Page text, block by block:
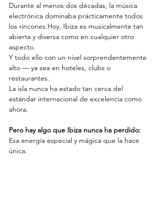
Durante al menos dos décadas, la música
electrónica dominaba prácticamente todos
los rincones.Hoy, Ibiza es musicalmente tan
abierta y diversa como en cualquier otro
aspecto.
Y todo ello con un nivel sorprendentemente
alto — ya sea en hoteles, clubs o
restaurantes.
La isla nunca ha estado tan cerca del
estándar internacional de excelencia como
ahora.
Pero hay algo que Ibiza nunca ha perdido:
Esa energía especial y mágica que la hace
única.